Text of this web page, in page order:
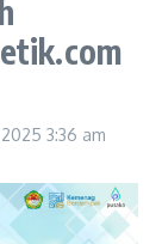
3:36 am